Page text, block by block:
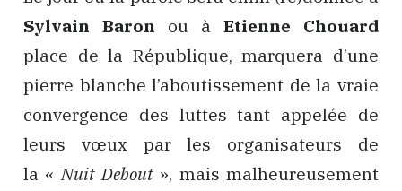
Sylvain Baron ou à Etienne Chouard
place de la République, marquera d’une
pierre blanche l’aboutissement de la vraie
convergence des luttes tant appelée de
leurs vœux par les organisateurs de
la « Nuit Debout », mais malheureusement